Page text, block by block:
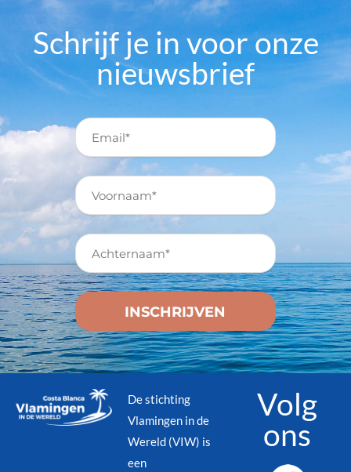
Schrijf je in voor onze
nieuwsbrief
De stichting
Vlamingen in de
Wereld (VIW) is
een
Volg
ons